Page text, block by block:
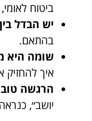
ביטוח
יש הבדל
בהתאם.
שומה היא
איך להחזיק
הרגשה
יושב״,